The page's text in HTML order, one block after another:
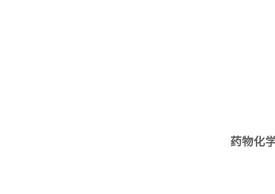
药物化